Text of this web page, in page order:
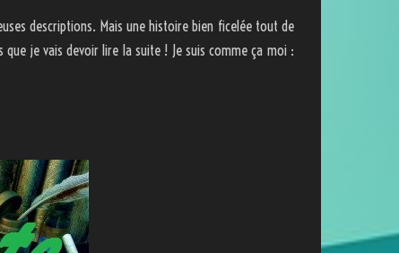
descriptions. Mais une histoire bien ficelée tout de
je vais devoir lire la suite ! Je suis comme ça moi :